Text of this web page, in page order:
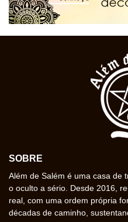
SOBRE
Além de Salém é uma casa de
o oculto a sério. Desde 2016,
real, com uma ordem própria
décadas de caminho,